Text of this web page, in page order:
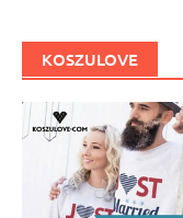
KOSZULOVE